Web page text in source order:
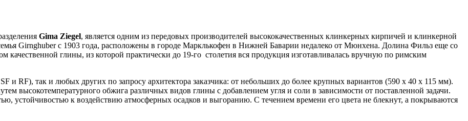
Gima Ziegel, является одним из передовых производителей высококачественных клинкерных кирпичей и клинкерной
Girnghuber с 1903 года, расположены в городе Марклькофен в Нижней Баварии недалеко от Мюнхена. Долина Фильз еще со
качественной глины, из которой практически до 19-го столетия вся продукция изготавливалась вручную по римским
и RF), так и любых других по запросу архитектора заказчика: от небольших до более крупных вариантов (590 х 40 х 115 мм).
высокотемпературного обжига различных видов глины с добавлением угля и соли в зависимости от поставленной задачи.
устойчивостью к воздействию атмосферных осадков и выгоранию. С течением времени его цвета не блекнут, а покрываются